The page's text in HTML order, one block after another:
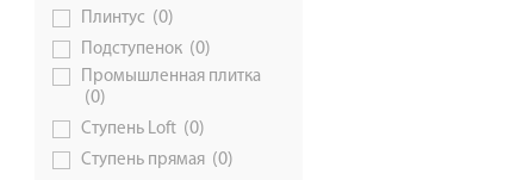
Плинтус (0)
Подступенок (0)
Промышленная плитка
(0)
Ступень Loft (0)
Ступень прямая (0)